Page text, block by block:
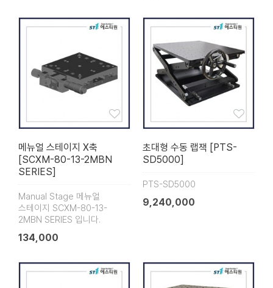
메뉴얼 스테이지 X축
[SCXM-80-13-2MBN
SERIES]
Manual Stage 메뉴얼
스테이지 SCXM-80-13-
2MBN SERIES 입니다.
134,000
초대형 수동 랩잭 [PTS-
SD5000]
PTS-SD5000
9,240,000